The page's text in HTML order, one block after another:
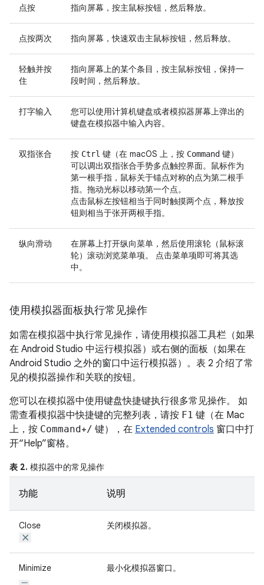
点按 指向屏幕，按主鼠标按钮，然后释放。
点按两次 指向屏幕，快速双击主鼠标按钮，然后释放。
轻触并按
住
指向屏幕上的某个条目，按主鼠标按钮，保持一
段时间，然后释放。
打字输入
您可以使用计算机键盘或者模拟器屏幕上弹出的
键盘在模拟器中输入内容。
双指张合 按 Ctrl 键（在 macOS 上，按 Command 键）
可以调出双指张合手势多点触控界面。鼠标作为
第一根手指，鼠标关于锚点对称的点为第二根手
指。拖动光标以移动第一个点。
点击鼠标左按钮相当于同时触摸两个点，释放按
钮则相当于张开两根手指。
纵向滑动
在屏幕上打开纵向菜单，然后使用滚轮（鼠标滚
轮）滚动浏览菜单项。 点击菜单项即可将其选
中。
使用模拟器面板执行常见操作
如需在模拟器中执行常见操作，请使用模拟器工具栏（如果
在 Android Studio 中运行模拟器）或右侧的面板（如果在
Android Studio 之外的窗口中运行模拟器）。表 2 介绍了常
见的模拟器操作和关联的按钮。
您可以在模拟器中使用键盘快捷键执行很多常见操作。 如
需查看模拟器中快捷键的完整列表，请按 F1 键（在 Mac
上，按 Command+/ 键），在 Extended controls 窗口中打
开“Help”窗格。
表 2. 模拟器中的常见操作
功能 说明
Close 关闭模拟器。
Minimize 最小化模拟器窗口。